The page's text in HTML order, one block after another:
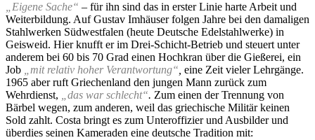
„Eigene Sache“ – für ihn sind das in erster Linie harte Arbeit und
Weiterbildung. Auf Gustav Imhäuser folgen Jahre bei den damaligen
Stahlwerken Südwestfalen (heute Deutsche Edelstahlwerke) in
Geisweid. Hier knufft er im Drei-Schicht-Betrieb und steuert unter
anderem bei 60 bis 70 Grad einen Hochkran über die Gießerei, ein
Job „mit relativ hoher Verantwortung“, eine Zeit vieler Lehrgänge.
1965 aber ruft Griechenland den jungen Mann zurück zum
Wehrdienst, „das war schlecht“. Zum einen der Trennung von
Bärbel wegen, zum anderen, weil das griechische Militär keinen
Sold zahlt. Costa bringt es zum Unteroffizier und Ausbilder und
überdies seinen Kameraden eine deutsche Tradition mit: